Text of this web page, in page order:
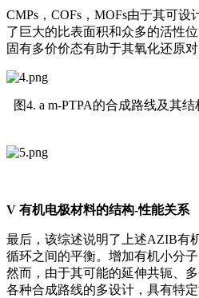
CMPs，COFs，MOFs由于其可
了巨大的比表面积和众多的活性
固有多价价态有助于其氧化还原
图4. a m-PTPA的合成路线及其
V 有机电极材料的结构-性能关系
最后，该综述说明了上述AZIB有
循环之间的平衡。增加有机小分
然而，由于其可能的延伸共轭、
各种合成路线的多设计，具有特